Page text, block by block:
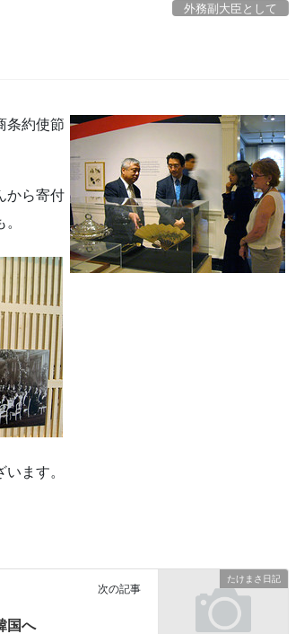
外務副大臣として
条約使節
から寄付
ます。
たけまさ日記
次の記事
国へ